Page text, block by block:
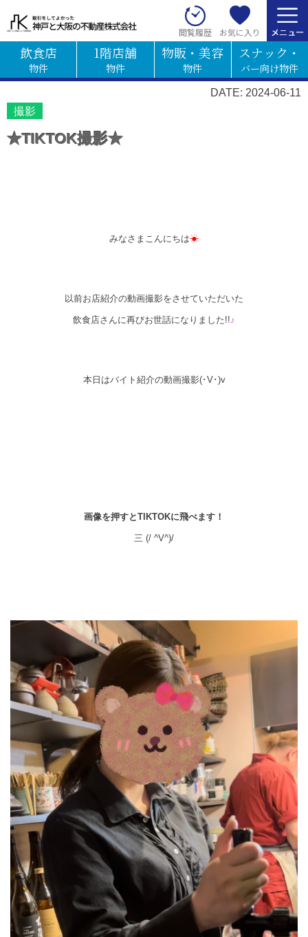
閲覧履歴 お気に入り
飲食店
物件
1階店舗
物件
物販・美容
物件
スナック・
バー向け物件
DATE: 2024-06-11
撮影
★TIKTOK撮影★
みなさまこんにちは☀
以前お店紹介の動画撮影をさせていただいた
飲食店さんに再びお世話になりました!!♪
本日はバイト紹介の動画撮影(･V･)v
画像を押すとTIKTOKに飛べます！
三 (/ ^V^)/